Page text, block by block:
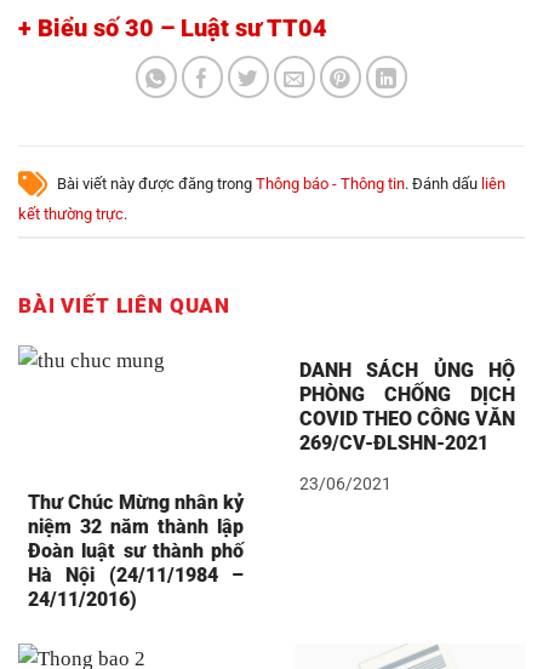
+ Biểu số 30 – Luật sư TT04
Bài viết này được đăng trong Thông báo - Thông tin. Đánh dấu liên
kết thường trực.
BÀI VIẾT LIÊN QUAN
Thư Chúc Mừng nhân kỷ
niệm 32 năm thành lập
Đoàn luật sư thành phố
Hà Nội (24/11/1984 –
24/11/2016)
DANH SÁCH ỦNG HỘ
PHÒNG CHỐNG DỊCH
COVID THEO CÔNG VĂN
269/CV-ĐLSHN-2021
23/06/2021